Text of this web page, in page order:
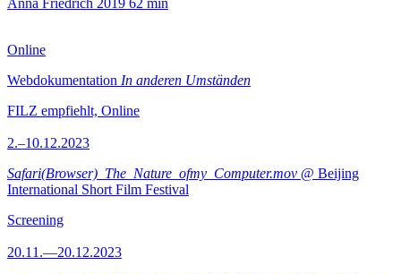
Anna Friedrich 2019 62 min
Online
Webdokumentation In anderen Umständen
FILZ empfiehlt, Online
2.–10.12.2023
Safari(Browser)_The_Nature_ofmy_Computer.mov @ Beijing
International Short Film Festival
Screening
20.11.—20.12.2023